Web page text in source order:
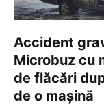
Accident
Microbuz cu
de flăcări
de o mașină